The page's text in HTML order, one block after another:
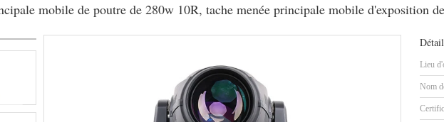
mobile de poutre de 280w 10R, tache menée principale mobile d'exposition
Lieu
Nom